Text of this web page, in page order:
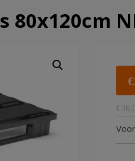
€
€